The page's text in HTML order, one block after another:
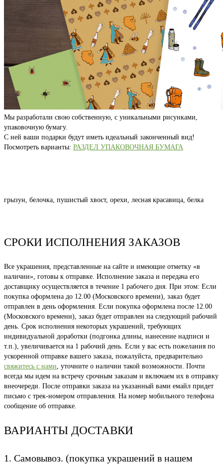
Мы разработали свою собственную, с уникальными рисунками,
упаковочную бумагу.
С ней ваши подарки будут иметь идеальный законченный вид!
Посмотреть варианты: РАЗДЕЛ УПАКОВОЧНАЯ БУМАГА
грызун, белочка, пушистый хвост, орехи, лесная красавица, белка
СРОКИ ИСПОЛНЕНИЯ ЗАКАЗОВ
Все украшения, представленные на сайте и имеющие отметку «в
наличии», готовы к отправке. Исполнение заказа и передача его
доставщику осуществляется в течение 1 рабочего дня. При этом: Если
покупка оформлена до 12.00 (Московского времени), заказ будет
отправлен в день оформления. Если покупка оформлена после 12.00
(Московского времени), заказ будет отправлен на следующий рабочий
день. Срок исполнения некоторых украшений, требующих
индивидуальной доработки (подгонка длины, нанесение надписи и
т.п.), увеличивается на 1 рабочий день. Если у вас есть пожелания по
ускоренной отправке вашего заказа, пожалуйста, предварительно
свяжитесь с нами, уточните о наличии такой возможности. Почти
всегда мы идем на встречу срочным заказам и включаем их в отправку
внеочереди. После отправки заказа на указанный вами емайл придет
письмо с трек-номером отправления. На номер мобильного телефона
сообщение об отправке.
ВАРИАНТЫ ДОСТАВКИ
1. Самовывоз. (покупка украшений в нашем